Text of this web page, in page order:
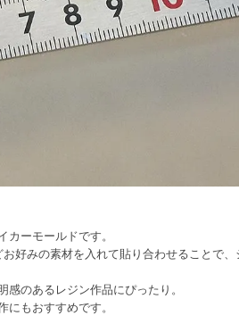
ーモールドです。
好みの素材を入れて貼り合わせることで、
のあるレジン作品にぴったり。
もおすすめです。